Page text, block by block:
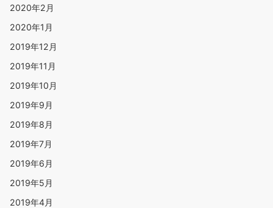
2020年2月
2020年1月
2019年12月
2019年11月
2019年10月
2019年9月
2019年8月
2019年7月
2019年6月
2019年5月
2019年4月